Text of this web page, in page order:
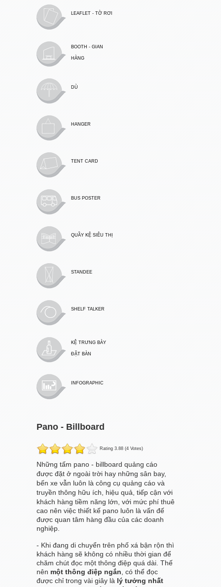
LEAFLET - TỜ RƠI
BOOTH - GIAN
HÀNG
DÙ
HANGER
TENT CARD
BUS POSTER
QUẦY KỆ SIÊU THỊ
STANDEE
SHELF TALKER
KỆ TRƯNG BÀY
ĐẶT BÀN
INFOGRAPHIC
Pano - Billboard
Rating 3.88 (4 Votes)
Những tấm pano - billboard quảng cáo
được đặt ở ngoài trời hay những sân bay,
bến xe vẫn luôn là công cụ quảng cáo và
truyền thông hữu ích,
hiệu quả, tiếp cận với
khách hàng tiềm năng lớn, với mức phí thuê
cao nên việc thiết kế pano luôn là vấn đế
được quan tâm hàng đầu của các doanh
nghiệp.
- Khi đang di chuyển trên phố xá bận rộn thì
khách hàng sẽ không có nhiều thời gian để
chăm chút đọc một thông điệp quá dài. Thế
nên một thông điệp ngắn , có thể đọc
được chỉ trong vài giây là lý tưởng nhất